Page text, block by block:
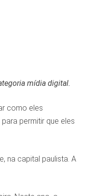
mídia digital.
como eles
permitir que eles
na capital paulista. A